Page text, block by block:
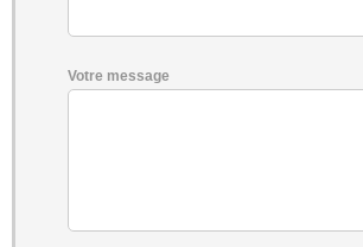
Votre message